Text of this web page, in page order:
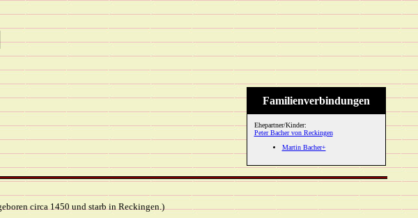
Familienverbindungen
Ehepartner/Kinder:
Peter Bacher von Reckingen
Martin Bacher+
circa 1450 und starb in Reckingen.)